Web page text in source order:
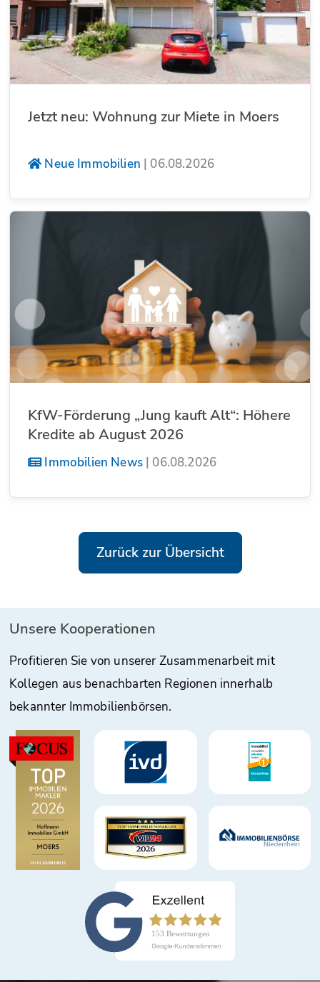
Jetzt neu: Wohnung zur Miete in Moers
Neue Immobilien | 06.08.2026
KfW-Förderung „Jung kauft Alt“: Höhere
Kredite ab August 2026
Immobilien News| 06.08.2026
Zurück zur Übersicht
Unsere Kooperationen
Profitieren Sie von unserer Zusammenarbeit mit
Kollegen aus benachbarten Regionen innerhalb
bekannter Immobilienbörsen.